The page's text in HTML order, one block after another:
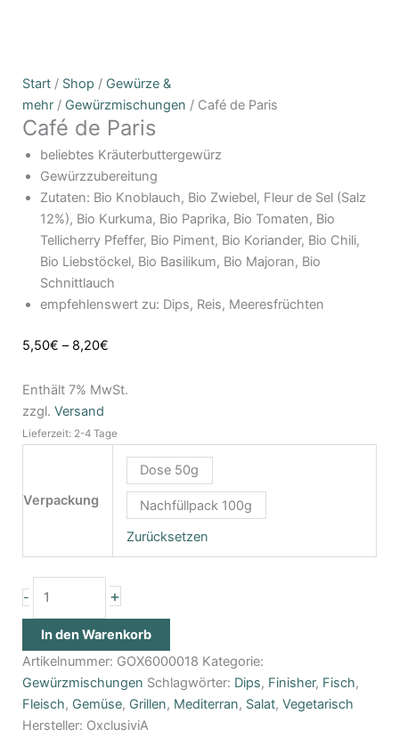
Start / Shop / Gewürze &
mehr / Gewürzmischungen / Café de Paris
Café de Paris
beliebtes Kräuterbuttergewürz
Gewürzzubereitung
Zutaten: Bio Knoblauch, Bio Zwiebel, Fleur de Sel (Salz
12%), Bio Kurkuma, Bio Paprika, Bio Tomaten, Bio
Tellicherry Pfeffer, Bio Piment, Bio Koriander, Bio Chili,
Bio Liebstöckel, Bio Basilikum, Bio Majoran, Bio
Schnittlauch
empfehlenswert zu: Dips, Reis, Meeresfrüchten
5,50€ – 8,20€
Preisspanne:
5,50€
bis
8,20€
Enthält 7% MwSt.
zzgl. Versand
Lieferzeit: 2-4 Tage
Verpackung
Dose 50g
Nachfüllpack 100g
Zurücksetzen
-
Café
de
Paris
Menge
+
In den Warenkorb
Artikelnummer: GOX6000018 Kategorie:
Gewürzmischungen Schlagwörter: Dips, Finisher, Fisch,
Fleisch, Gemüse, Grillen, Mediterran, Salat, Vegetarisch
Hersteller: OxclusiviA